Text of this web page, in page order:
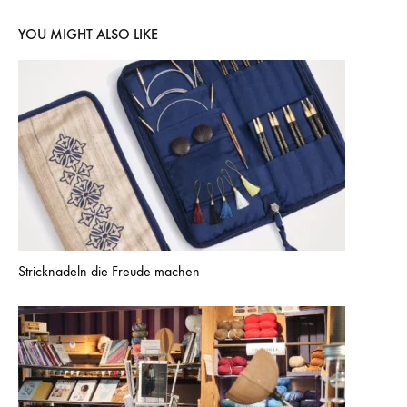
YOU MIGHT ALSO LIKE
Stricknadeln die Freude machen